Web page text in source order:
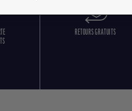
RETOURS GRATUITS